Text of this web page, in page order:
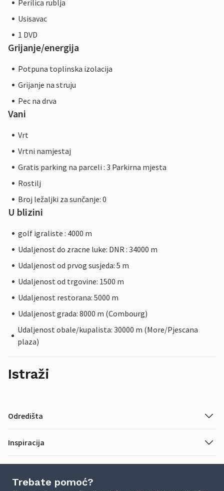
Perilica rublja
Usisavac
1 DVD
Grijanje/energija
Potpuna toplinska izolacija
Grijanje na struju
Pec na drva
Vani
Vrt
Vrtni namjestaj
Gratis parking na parceli : 3 Parkirna mjesta
Rostilj
Broj ležaljki za sunčanje: 0
U blizini
golf igraliste : 4000 m
Udaljenost do zracne luke: DNR : 34000 m
Udaljenost od prvog susjeda: 5 m
Udaljenost od trgovine: 1500 m
Udaljenost restorana: 5000 m
Udaljenost grada: 8000 m (Combourg)
Udaljenost obale/kupalista: 30000 m (More/Pjescana
plaza)
Istraži
Odredišta
Inspiracija
Trebate pomoć?